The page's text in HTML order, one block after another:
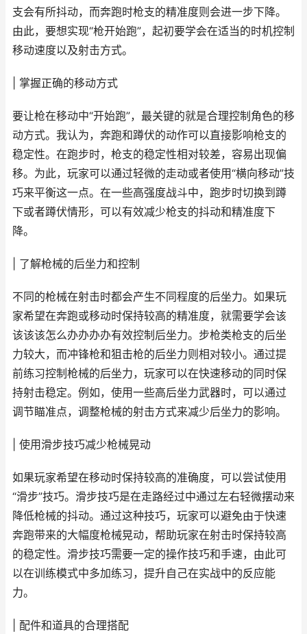
支会有所抖动，而奔跑时枪支的精准度则会进一步下降。
由此，要想实现“枪开始跑”，起初要学会在适当的时机控制
移动速度以及射击方式。
| 掌握正确的移动方式
要让枪在移动中“开始跑”，最关键的就是合理控制角色的移
动方式。我认为，奔跑和蹲伏的动作可以直接影响枪支的
稳定性。在跑步时，枪支的稳定性相对较差，容易出现偏
移。为此，玩家可以通过轻微的走动或者使用“横向移动”技
巧来平衡这一点。在一些高强度战斗中，跑步时切换到蹲
下或者蹲伏情形，可以有效减少枪支的抖动和精准度下
降。
| 了解枪械的后坐力和控制
不同的枪械在射击时都会产生不同程度的后坐力。如果玩
家希望在奔跑或移动时保持较高的精准度，就需要学会该
该该该怎么办办办办有效控制后坐力。步枪类枪支的后坐
力较大，而冲锋枪和狙击枪的后坐力则相对较小。通过提
前练习控制枪械的后坐力，玩家可以在快速移动的同时保
持射击稳定。例如，使用一些高后坐力武器时，可以通过
调节瞄准点，调整枪械的射击方式来减少后坐力的影响。
| 使用滑步技巧减少枪械晃动
如果玩家希望在移动时保持较高的准确度，可以尝试使用
“滑步”技巧。滑步技巧是在走路经过中通过左右轻微摆动来
降低枪械的抖动。通过这种技巧，玩家可以避免由于快速
奔跑带来的大幅度枪械晃动，帮助玩家在射击时保持较高
的稳定性。滑步技巧需要一定的操作技巧和手速，由此可
以在训练模式中多加练习，提升自己在实战中的反应能
力。
| 配件和道具的合理搭配